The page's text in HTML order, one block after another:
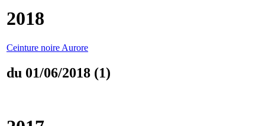
2018
Ceinture noire Aurore
du 01/06/2018 (1)